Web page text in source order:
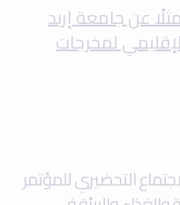
عن جامعة إربد
لمخرجات
التحضيري للمؤتمر